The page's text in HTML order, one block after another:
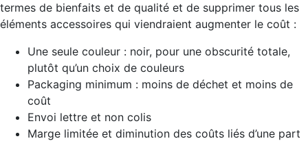
termes de bienfaits et de qualité et de supprimer tous les
éléments accessoires qui viendraient augmenter le coût :
Une seule couleur : noir, pour une obscurité totale,
plutôt qu’un choix de couleurs
Packaging minimum : moins de déchet et moins de
coût
Envoi lettre et non colis
Marge limitée et diminution des coûts liés d’une part